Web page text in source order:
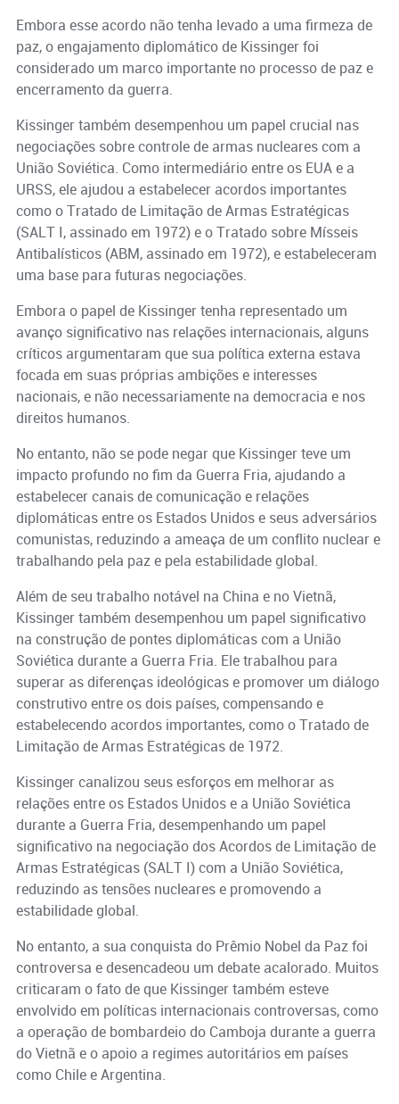
Embora esse acordo não tenha levado a uma firmeza de
paz, o engajamento diplomático de Kissinger foi
considerado um marco importante no processo de paz e
encerramento da guerra.
Kissinger também desempenhou um papel crucial nas
negociações sobre controle de armas nucleares com a
União Soviética. Como intermediário entre os EUA e a
URSS, ele ajudou a estabelecer acordos importantes
como o Tratado de Limitação de Armas Estratégicas
(SALT I, assinado em 1972) e o Tratado sobre Mísseis
Antibalísticos (ABM, assinado em 1972), e estabeleceram
uma base para futuras negociações.
Embora o papel de Kissinger tenha representado um
avanço significativo nas relações internacionais, alguns
críticos argumentaram que sua política externa estava
focada em suas próprias ambições e interesses
nacionais, e não necessariamente na democracia e nos
direitos humanos.
No entanto, não se pode negar que Kissinger teve um
impacto profundo no fim da Guerra Fria, ajudando a
estabelecer canais de comunicação e relações
diplomáticas entre os Estados Unidos e seus adversários
comunistas, reduzindo a ameaça de um conflito nuclear e
trabalhando pela paz e pela estabilidade global.
Além de seu trabalho notável na China e no Vietnã,
Kissinger também desempenhou um papel significativo
na construção de pontes diplomáticas com a União
Soviética durante a Guerra Fria. Ele trabalhou para
superar as diferenças ideológicas e promover um diálogo
construtivo entre os dois países, compensando e
estabelecendo acordos importantes, como o Tratado de
Limitação de Armas Estratégicas de 1972.
Kissinger canalizou seus esforços em melhorar as
relações entre os Estados Unidos e a União Soviética
durante a Guerra Fria, desempenhando um papel
significativo na negociação dos Acordos de Limitação de
Armas Estratégicas (SALT I) com a União Soviética,
reduzindo as tensões nucleares e promovendo a
estabilidade global.
No entanto, a sua conquista do Prêmio Nobel da Paz foi
controversa e desencadeou um debate acalorado. Muitos
criticaram o fato de que Kissinger também esteve
envolvido em políticas internacionais controversas, como
a operação de bombardeio do Camboja durante a guerra
do Vietnã e o apoio a regimes autoritários em países
como Chile e Argentina.